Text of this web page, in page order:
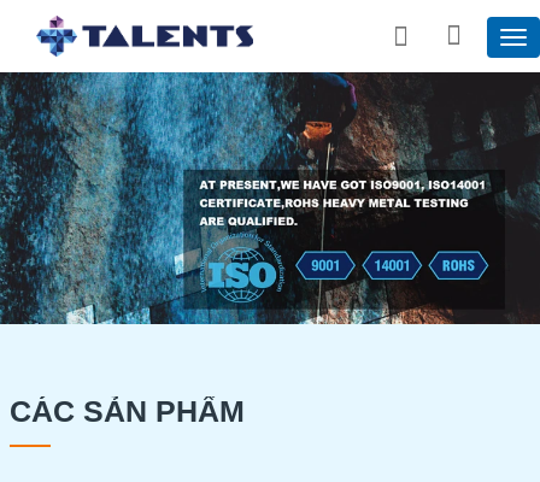
CÁC SẢN PHẨM